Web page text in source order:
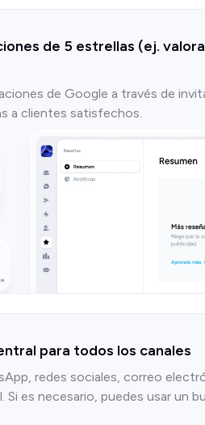
de 5 estrellas (ej.
de Google a través de
a clientes satisfechos.
para todos los canales
redes sociales, correo
Si es necesario, puedes usar un